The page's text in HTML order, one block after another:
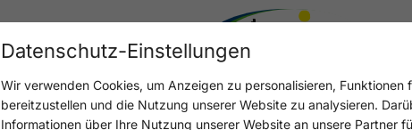
Datenschutz-Einstellungen
Wir verwenden Cookies, um Anzeigen zu personalisieren, Funktionen
bereitzustellen und die Nutzung unserer Website zu analysieren.
Informationen über Ihre Nutzung unserer Website an unsere Partner